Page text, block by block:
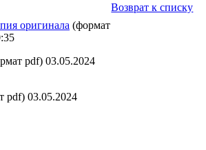
оригинала (формат
pdf) 03.05.2024
pdf) 03.05.2024
Возврат к списку